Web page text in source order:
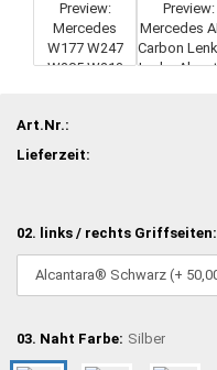
Art.Nr.:
Lieferzeit:
02. links / rechts Griffseiten:
03. Naht Farbe: Silber